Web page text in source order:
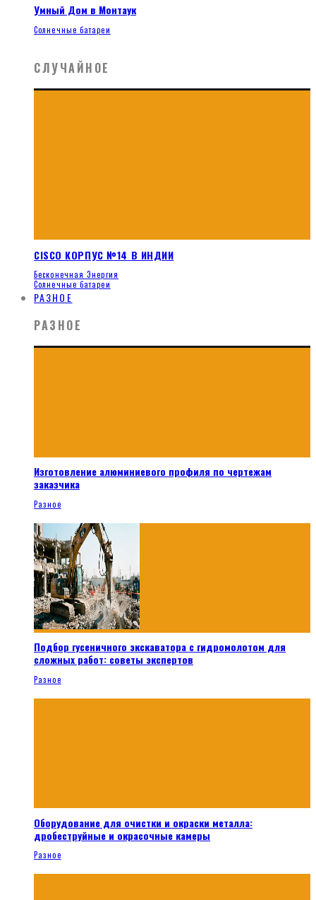
Умный Дом в Монтаук
Солнечные батареи
СЛУЧАЙНОЕ
CISCO КОРПУС №14 В ИНДИИ
Бесконечная Энергия
Солнечные батареи
РАЗНОЕ
РАЗНОЕ
Изготовление алюминиевого профиля по чертежам
заказчика
Разное
Подбор гусеничного экскаватора с гидромолотом для
сложных работ: советы экспертов
Разное
Оборудование для очистки и окраски металла:
дробеструйные и окрасочные камеры
Разное